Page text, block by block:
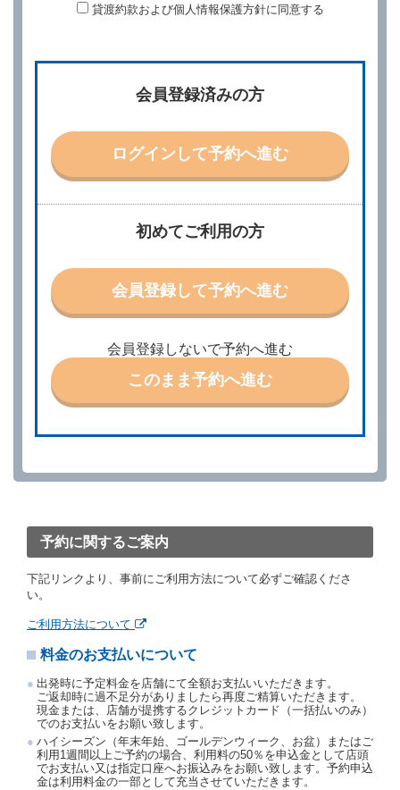
第２条（予約の申込み）
所、運転者、チャイルドシート等付属品の要否、その
他の借受条件（以下「借受条件」といいます。）を明
社は、電話連絡並びに電子メールによる予約に応じま
すが、予約内容と実際に相違があった場合でも当社は
責任を負わないものとします。
当社は、借受人から予約の申込みがあったときは、原
則として、当社の保有するレンタカーの範囲内で予約
特に認める場合を除き、別に定める予約申込金を支払
第３条（予約の変更）
借受人は、前条第１項の借受条件を変更しようとする
ときは、あらかじめ当社の承諾を受けなければならな
第４条（予約の取消し等）
借受人は、別に定める方法により予約を取り消すこと
前２項の場合、借受人は、別に定めるところにより予
約申込金を借受人に返還するものとします。
当社の都合により、予約が取り消されたとき、又は貸
約申込金を返還するものとします。
若しくは当社のいずれの責にもよらない事由により貸
渡契約が締結されなかったときは、予約は取り消され
たものとします。この場合、当社は受領済の予約申込
金を返還するものとします。
第５条（代替レンタカー）
当社は、借受人から予約のあった車種クラスのレンタ
カーを貸し渡すことができないときは、予約と異なる
車種クラスのレンタカー（以下「代替レンタカー」と
いいます。）の貸渡しを申し入れることができるもの
とします。
貸渡約款および個人情報保護方針に同意する
初めてご利用の方
会員登録して予約へ進む
会員登録しないで予約へ進む
このまま予約へ進む
会員登録済みの方
ログインして予約へ進む
予約に関するご案内
下記リンクより、事前にご利用方法について必ずご確認くださ
い。
ご利用方法について
料金のお支払いについて
出発時に予定料金を店舗にて全額お支払いいただきます。
ご返却時に過不足分がありましたら再度ご精算いただきます。
現金または、店舗が提携するクレジットカード（一括払いのみ）
でのお支払いをお願い致します。
ハイシーズン（年末年始、ゴールデンウィーク、お盆）またはご
利用1週間以上ご予約の場合、利用料の50％を申込金として店頭
でお支払い又は指定口座へお振込みをお願い致します。予約申込
金は利用料金の一部として充当させていただきます。